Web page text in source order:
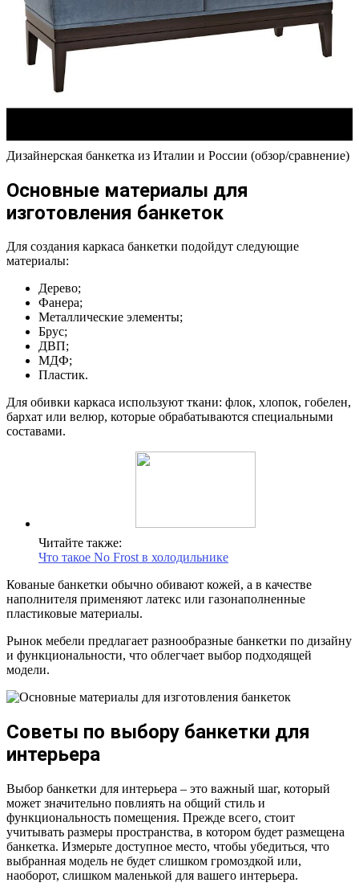
Дизайнерская банкетка из Италии и России (обзор/сравнение)
Основные материалы для
изготовления банкеток
Для создания каркаса банкетки подойдут следующие
материалы:
Дерево;
Фанера;
Металлические элементы;
Брус;
ДВП;
МДФ;
Пластик.
Для обивки каркаса используют ткани: флок, хлопок, гобелен,
бархат или велюр, которые обрабатываются специальными
составами.
Читайте также:
Что такое No Frost в холодильнике
Кованые банкетки обычно обивают кожей, а в качестве
наполнителя применяют латекс или газонаполненные
пластиковые материалы.
Рынок мебели предлагает разнообразные банкетки по дизайну
и функциональности, что облегчает выбор подходящей
модели.
Советы по выбору банкетки для
интерьера
Выбор банкетки для интерьера – это важный шаг, который
может значительно повлиять на общий стиль и
функциональность помещения. Прежде всего, стоит
учитывать размеры пространства, в котором будет размещена
банкетка. Измерьте доступное место, чтобы убедиться, что
выбранная модель не будет слишком громоздкой или,
наоборот, слишком маленькой для вашего интерьера.